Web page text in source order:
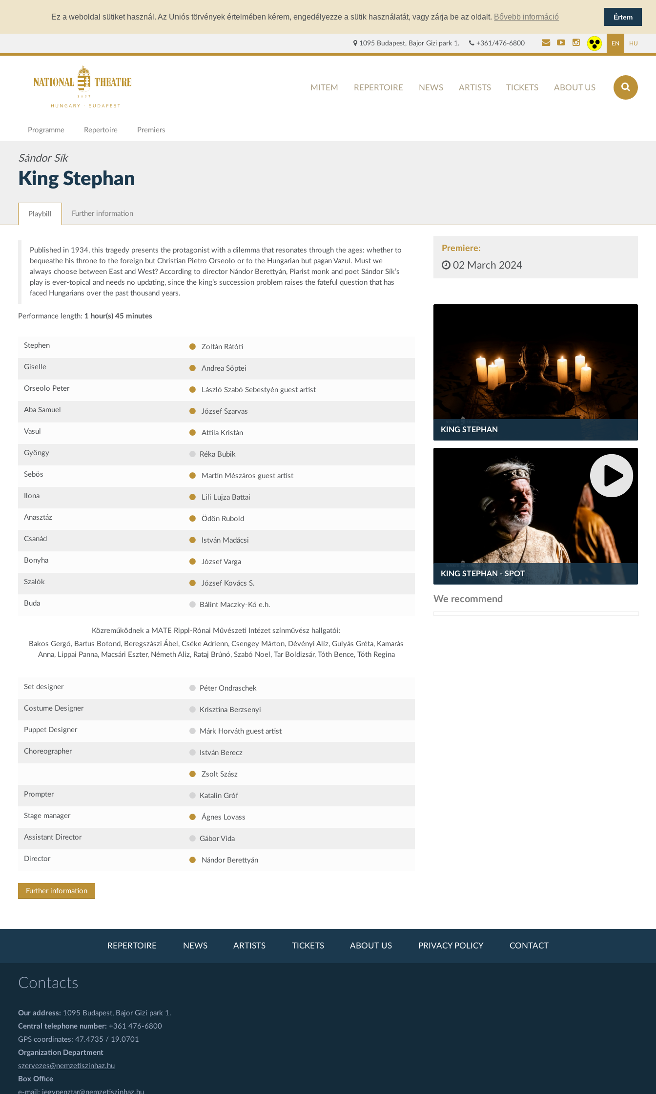
Ez a weboldal sütiket használ. Az Uniós törvények értelmében kérem, engedélyezze a sütik használatát, vagy zárja be az oldalt. Bővebb információ Értem
1095 Budapest, Bajor Gizi park 1. +361/476-6800 EN HU
MITEM REPERTOIRE NEWS ARTISTS TICKETS ABOUT US
Programme Repertoire Premiers
Sándor Sík
King Stephan
Playbill Further information
Published in 1934, this tragedy presents the protagonist with a dilemma that resonates through the ages: whether to
bequeathe his throne to the foreign but Christian Pietro Orseolo or to the Hungarian but pagan Vazul. Must we
always choose between East and West? According to director Nándor Berettyán, Piarist monk and poet Sándor Sík’s
play is ever-topical and needs no updating, since the king’s succession problem raises the fateful question that has
faced Hungarians over the past thousand years.
Performance length: 1 hour(s) 45 minutes
Stephen Zoltán Rátóti
Giselle Andrea Söptei
Orseolo Peter László Szabó Sebestyén guest artist
Aba Samuel József Szarvas
Vasul Attila Kristán
Gyöngy Réka Bubik
Sebös Martin Mészáros guest artist
Ilona Lili Lujza Battai
Anasztáz Ödön Rubold
Csanád István Madácsi
Bonyha József Varga
Szalók József Kovács S.
Buda Bálint Maczky-Kő e.h.
Közreműködnek a MATE Rippl-Rónai Művészeti Intézet színművész hallgatói:
Bakos Gergő, Bartus Botond, Beregszászi Ábel, Cséke Adrienn, Csengey Márton, Dévényi Alíz, Gulyás Gréta, Kamarás
Anna, Lippai Panna, Macsári Eszter, Németh Aliz, Rataj Brúnó, Szabó Noel, Tar Boldizsár, Tóth Bence, Tóth Regina
Set designer Péter Ondraschek
Costume Designer Krisztina Berzsenyi
Puppet Designer Márk Horváth guest artist
Choreographer István Berecz
Zsolt Szász
Prompter Katalin Gróf
Stage manager Ágnes Lovass
Assistant Director Gábor Vida
Director Nándor Berettyán
Further information
Premiere:
02 March 2024
KING STEPHAN
KING STEPHAN - SPOT
We recommend
REPERTOIRE NEWS ARTISTS TICKETS ABOUT US PRIVACY POLICY CONTACT
Contacts
Our address: 1095 Budapest, Bajor Gizi park 1.
Central telephone number: +361 476-6800
GPS coordinates: 47.4735 / 19.0701
Organization Department
szervezes@nemzetiszinhaz.hu
Box Office
e-mail: jegypenztar@nemzetiszinhaz.hu